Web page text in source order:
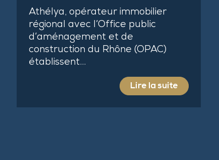
Athélya, opérateur immobilier
régional avec l’Office public
d’aménagement et de
construction du Rhône (OPAC)
établissent…
Lire la suite